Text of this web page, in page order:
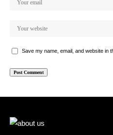
Save my name, email, and website in